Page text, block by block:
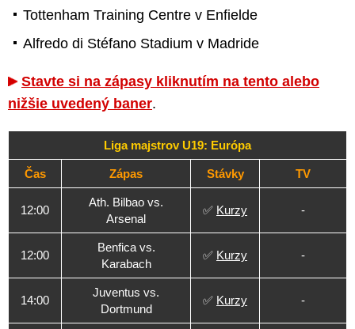
Tottenham Training Centre v Enfielde
Alfredo di Stéfano Stadium v Madride
Stavte si na zápasy kliknutím na tento alebo
nižšie uvedený baner.
Liga majstrov U19: Európa
Čas Zápas Stávky TV
12:00
Ath. Bilbao vs.
Arsenal
✅ Kurzy -
12:00
Benfica vs.
Karabach
✅ Kurzy -
14:00
Juventus vs.
Dortmund
✅ Kurzy -